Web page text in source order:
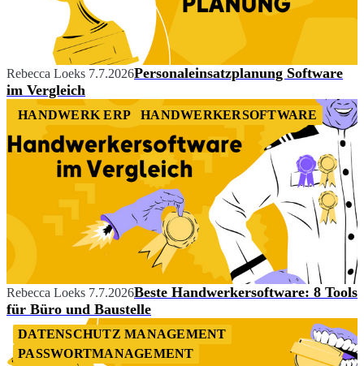
Rebecca Loeks 7.7.2026Personaleinsatzplanung Software
im Vergleich
HANDWERK ERP HANDWERKERSOFTWARE
Rebecca Loeks 7.7.2026Beste Handwerkersoftware: 8 Tools
für Büro und Baustelle
DATENSCHUTZ MANAGEMENT
PASSWORTMANAGEMENT